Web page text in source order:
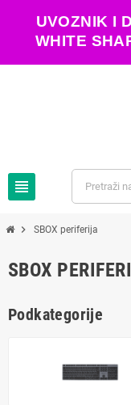
UVOZNIK I
WHITE
view_headline
chevron_right SBOX periferija
SBOX
Podkategorije